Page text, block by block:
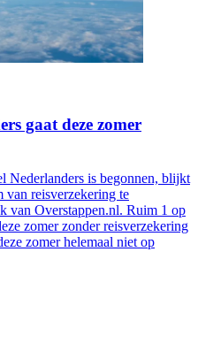
gaat deze zomer
Nederlanders is begonnen, blijkt
van reisverzekering te
van Overstappen.nl. Ruim 1 op
zomer zonder reisverzekering
zomer helemaal niet op